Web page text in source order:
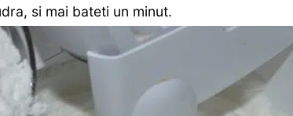
si mai bateti un minut.